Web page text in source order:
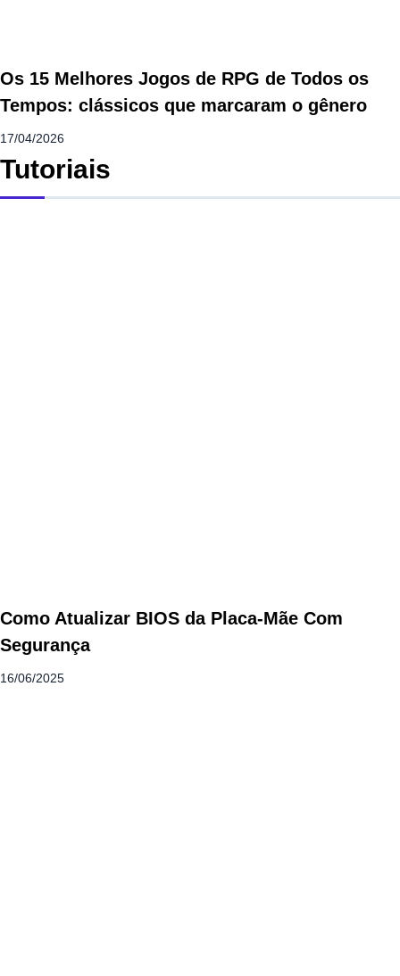
Os 15 Melhores Jogos de RPG de Todos os
Tempos: clássicos que marcaram o gênero
17/04/2026
Tutoriais
Como Atualizar BIOS da Placa-Mãe Com
Segurança
16/06/2025